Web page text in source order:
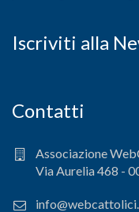
Iscriviti alla
Contatti
Associazione
Via Aurelia 468 -